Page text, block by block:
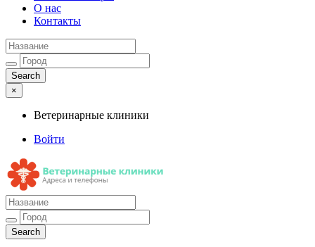
О нас
Контакты
×
Ветеринарные клиники
Войти
Ветеринарные клиники
Адреса и телефоны